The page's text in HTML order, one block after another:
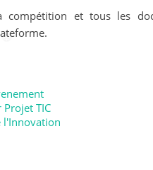
compétition et tous les
TIC
l'Innovation